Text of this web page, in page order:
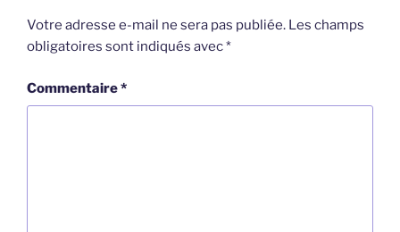
Votre adresse e-mail ne sera pas publiée. Les champs
obligatoires sont indiqués avec*
Commentaire*